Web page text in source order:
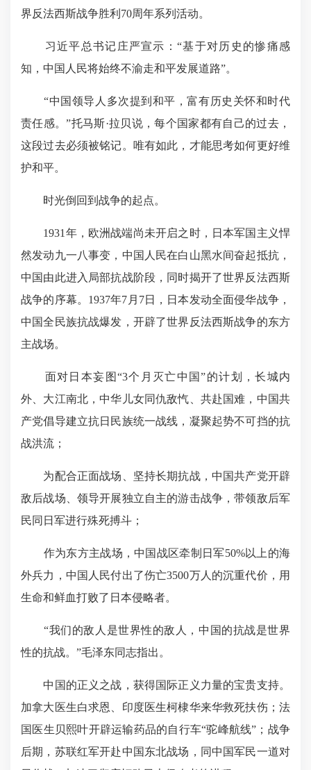
界反法西斯战争胜利70周年系列活动。
习近平总书记庄严宣示：“基于对历史的惨痛感
知，中国人民将始终不渝走和平发展道路”。
“中国领导人多次提到和平，富有历史关怀和时代
责任感。”托马斯·拉贝说，每个国家都有自己的过去，
这段过去必须被铭记。唯有如此，才能思考如何更好维
护和平。
时光倒回到战争的起点。
1931年，欧洲战端尚未开启之时，日本军国主义悍
然发动九一八事变，中国人民在白山黑水间奋起抵抗，
中国由此进入局部抗战阶段，同时揭开了世界反法西斯
战争的序幕。1937年7月7日，日本发动全面侵华战争，
中国全民族抗战爆发，开辟了世界反法西斯战争的东方
主战场。
面对日本妄图“3个月灭亡中国”的计划，长城内
外、大江南北，中华儿女同仇敌忾、共赴国难，中国共
产党倡导建立抗日民族统一战线，凝聚起势不可挡的抗
战洪流；
为配合正面战场、坚持长期抗战，中国共产党开辟
敌后战场、领导开展独立自主的游击战争，带领敌后军
民同日军进行殊死搏斗；
作为东方主战场，中国战区牵制日军50%以上的海
外兵力，中国人民付出了伤亡3500万人的沉重代价，用
生命和鲜血打败了日本侵略者。
“我们的敌人是世界性的敌人，中国的抗战是世界
性的抗战。”毛泽东同志指出。
中国的正义之战，获得国际正义力量的宝贵支持。
加拿大医生白求恩、印度医生柯棣华来华救死扶伤；法
国医生贝熙叶开辟运输药品的自行车“驼峰航线”；战争
后期，苏联红军开赴中国东北战场，同中国军民一道对